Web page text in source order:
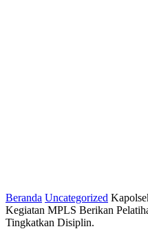
Beranda Uncategorized
Kegiatan MPLS Berikan
Tingkatkan Disiplin.